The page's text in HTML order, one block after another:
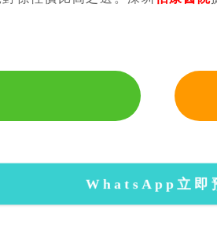
WhatsApp立即